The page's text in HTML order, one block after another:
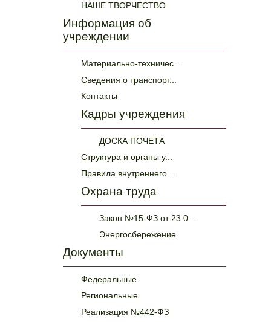
НАШЕ ТВОРЧЕСТВО
Информация об
учреждении
Материально-техничес...
Сведения о транспорт...
Контакты
Кадры учреждения
ДОСКА ПОЧЕТА
Структура и органы у...
Правила внутреннего ...
Охрана труда
Закон №15-ФЗ от 23.0...
Энергосбережение
Документы
Федеральные
Региональные
Реализация №442-ФЗ